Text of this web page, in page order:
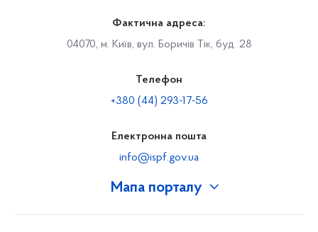
Мапа порталу
Фактична адреса:
04070, м. Київ, вул. Боричів Тік, буд. 28
Телефон
+380 (44) 293-17-56
Електронна пошта
info@ispf.gov.ua